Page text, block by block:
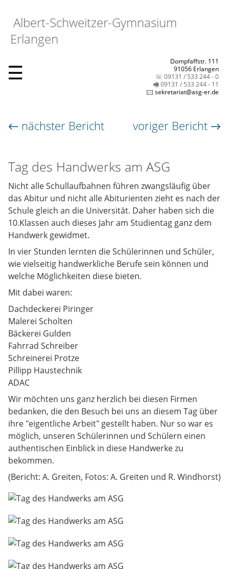
Albert-Schweitzer-Gymnasium
Erlangen
☰
Dompfaffstr. 111
91056 Erlangen
☏ 09131 / 533 244 - 0
🖷 09131 / 533 244 - 11
🖂 sekretariat@asg-er.de
← nächster Bericht voriger Bericht →
Tag des Handwerks am ASG
Nicht alle Schullaufbahnen führen zwangsläufig über
das Abitur und nicht alle Abiturienten zieht es nach der
Schule gleich an die Universität. Daher haben sich die
10.Klassen auch dieses Jahr am Studientag ganz dem
Handwerk gewidmet.
In vier Stunden lernten die Schülerinnen und Schüler,
wie vielseitig handwerkliche Berufe sein können und
welche Möglichkeiten diese bieten.
Mit dabei waren:
Dachdeckerei Piringer
Malerei Scholten
Bäckerei Gulden
Fahrrad Schreiber
Schreinerei Protze
Pillipp Haustechnik
ADAC
Wir möchten uns ganz herzlich bei diesen Firmen
bedanken, die den Besuch bei uns an diesem Tag über
ihre "eigentliche Arbeit" gestellt haben. Nur so war es
möglich, unseren Schülerinnen und Schülern einen
authentischen Einblick in diese Handwerke zu
bekommen.
(Bericht: A. Greiten, Fotos: A. Greiten und R. Windhorst)